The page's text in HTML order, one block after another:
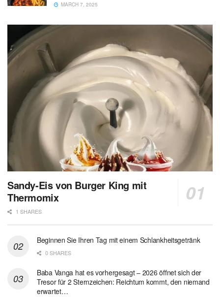
MARCH 7, 2025
Sandy-Eis von Burger King mit
Thermomix
1 SHARES
Beginnen Sie Ihren Tag mit einem Schlankheitsgetränk
0 SHARES
Baba Vanga hat es vorhergesagt – 2026 öffnet sich der
Tresor für 2 Sternzeichen: Reichtum kommt, den niemand
erwartet…